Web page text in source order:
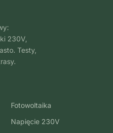
230V,
Testy,
Fotowoltaika
Napięcie 230V